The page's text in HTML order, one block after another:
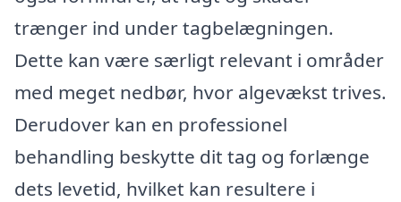
trænger ind under tagbelægningen.
Dette kan være særligt relevant i områder
med meget nedbør, hvor algevækst trives.
Derudover kan en professionel
behandling beskytte dit tag og forlænge
dets levetid, hvilket kan resultere i